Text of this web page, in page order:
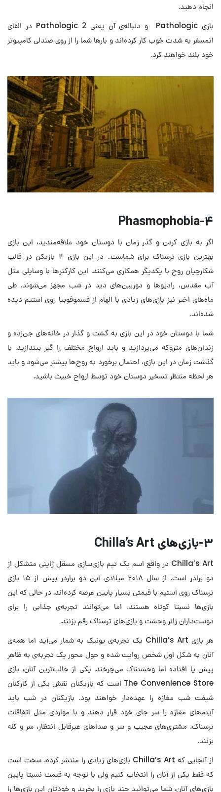
انجام دهید.
بازی Pathologic و دنباله‌‌ی آن یعنی Pathologic 2 در القای
اتمسفر به شدت خوب کار کرده‌اند و بارها شما را از روی صندلی کامپیوتر
خود بلند خواهند کرد.
۴- Phasmophobia
اگر به بازی کردن و گذر زمان با دوستان خود علاقه‌مندید، این بازی
بهترین بازی ترسناک برای شماست.. در این بازی ۴ بازیکن در قالب
شکارچیان روح با یکدیگر همکاری می‌کنند. این کارکتر‌ها با وسایلی مثل
آب مقدس، رادیو‌ها و دوربین‌های دید در شب مجهز می‌شوند. طی
ماه‌های اخیر نیز بازی‌های زیادی با الهام از فسموفوبیا روی استیم دیده
شده‌اند.
شما با دوستان خود در این بازی به گشت و گذار در خانه‌های جن‌زده و
زندان‌های متروکه می‌پردازید و باید ارواح مختلف را گیر بیندازید. با
گذشت زمان در این بازی، احتمال برخورد به روح‌ها بیشتر می‌شود و باید
هر لحظه منتظر تسخیر دوستان خود توسط ارواح خبیث باشید.
۳- بازی‌های Chilla’s Art
Chilla’s Art در واقع اسم یک تیم بازی‌سازی مسقل ژاپنی متشکل از
دو برادر است. از سال ۲۰۱۸ میلادی این دو براردر بیش از ۱۵ بازی
ترسناک روی استیم با قیمتی بسیار پایین عرضه کرده‌اند. در حالی که این
بازی‌ها نسبتا کوتاه هستند، اما می‌توانند تجربه‌ی جذابی را برای
دوست‌داران ژانر وحشت و بازی‌های ترسناک رقم بزنند.
هر بازی Chilla’s Art یک تجربه‌ی یونیک به شمار می‌آید اما همه‌ی
آنان به شکل اول شخص روایت شده و حول محور یک تجربه‌ی به ظاهر
پیش پا افتاده اما وحشتناک می‌چرخند. یکی از جالب‌ترین آنان، بازی
The Convenience Store است که بازیکنان نقش یکی از کارکنان
شیفت شب مغازه را عهده‌دار خواهند بود. بازیکنان در شب باید
آیتم‌های مغازه را سر جای خود قرار دهند و با مواردی مثل اتفاقات
ترسناک، مشتری‌های عجیب و سر و صدا‌های غیرقابل انتظار، سر و کله
بزنند.
از آنجایی که Chilla’s Art بازی‌های زیادی را منتشر کرده، سخت است
که فقط یکی از آنان را انتخاب کنیم ولی با توجه به قیمت نسبتا پایین
بازی‌های آنان، شما می‌توانید چند بازی را بخرید و خودتان این بازی‌ها را